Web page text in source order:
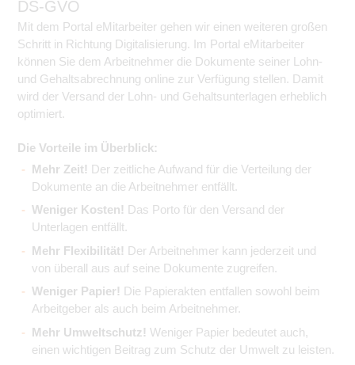
DS-GVO
Mit dem Portal eMitarbeiter gehen wir einen weiteren großen
Schritt in Richtung Digitalisierung. Im Portal eMitarbeiter
können Sie dem Arbeitnehmer die Dokumente seiner Lohn-
und Gehaltsabrechnung online zur Verfügung stellen. Damit
wird der Versand der Lohn- und Gehaltsunterlagen erheblich
optimiert.
Die Vorteile im Überblick:
Mehr Zeit! Der zeitliche Aufwand für die Verteilung der
Dokumente an die Arbeitnehmer entfällt.
Weniger Kosten! Das Porto für den Versand der
Unterlagen entfällt.
Mehr Flexibilität! Der Arbeitnehmer kann jederzeit und
von überall aus auf seine Dokumente zugreifen.
Weniger Papier! Die Papierakten entfallen sowohl beim
Arbeitgeber als auch beim Arbeitnehmer.
Mehr Umweltschutz! Weniger Papier bedeutet auch,
einen wichtigen Beitrag zum Schutz der Umwelt zu leisten.